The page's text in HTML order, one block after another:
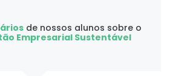
de nossos alunos sobre o
Empresarial Sustentável